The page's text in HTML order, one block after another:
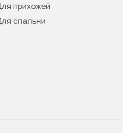
прихожей
спальни